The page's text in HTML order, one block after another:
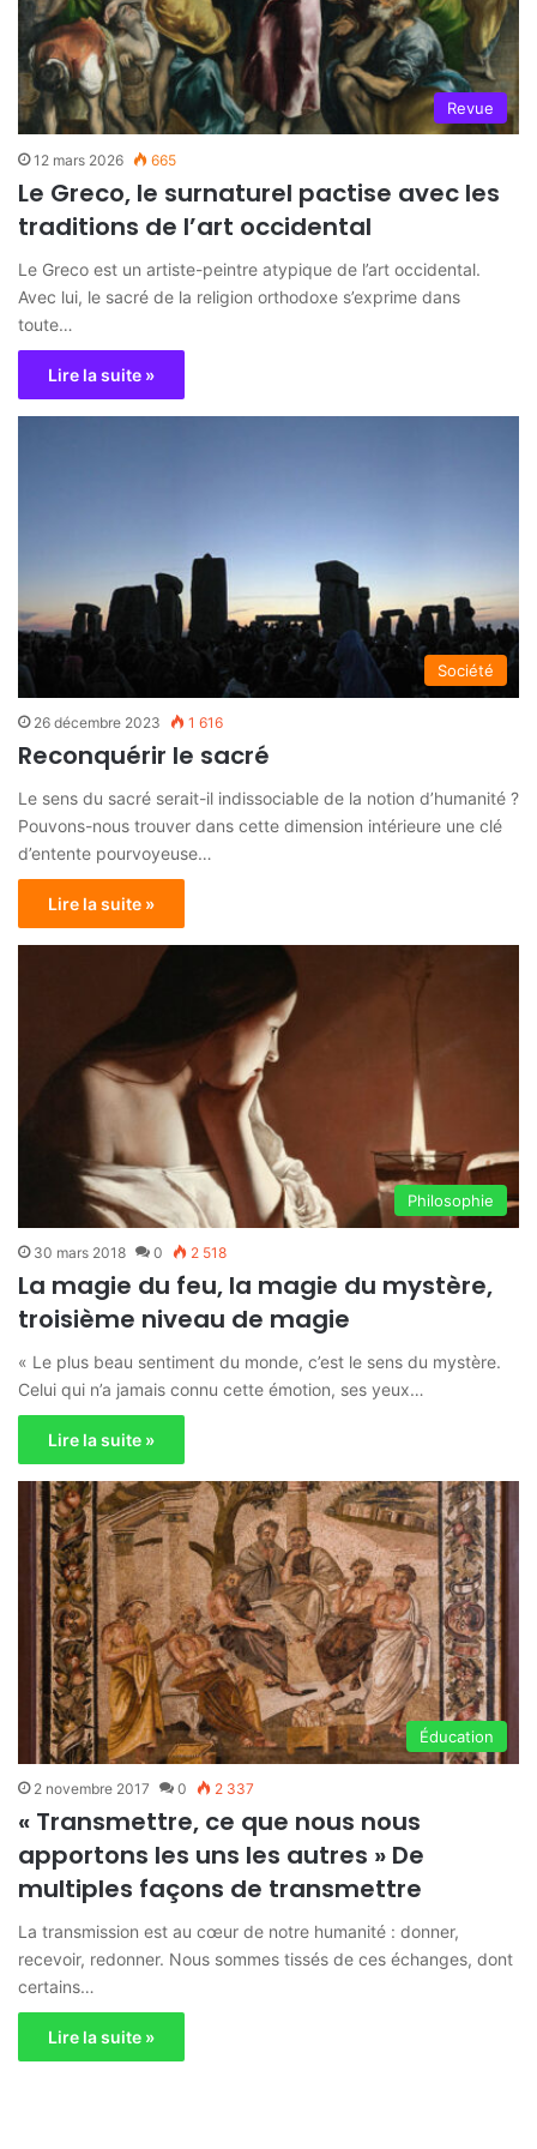
Revue
12 mars 2026 665
Le Greco, le surnaturel pactise avec les
traditions de l’art occidental
Le Greco est un artiste-peintre atypique de l’art occidental.
Avec lui, le sacré de la religion orthodoxe s’exprime dans
toute…
Lire la suite »
Société
26 décembre 2023 1 616
Reconquérir le sacré
Le sens du sacré serait-il indissociable de la notion d’humanité ?
Pouvons-nous trouver dans cette dimension intérieure une clé
d’entente pourvoyeuse…
Lire la suite »
Philosophie
30 mars 2018 0 2 518
La magie du feu, la magie du mystère,
troisième niveau de magie
« Le plus beau sentiment du monde, c’est le sens du mystère.
Celui qui n’a jamais connu cette émotion, ses yeux…
Lire la suite »
Éducation
2 novembre 2017 0 2 337
« Transmettre, ce que nous nous
apportons les uns les autres » De
multiples façons de transmettre
La transmission est au cœur de notre humanité : donner,
recevoir, redonner. Nous sommes tissés de ces échanges, dont
certains…
Lire la suite »